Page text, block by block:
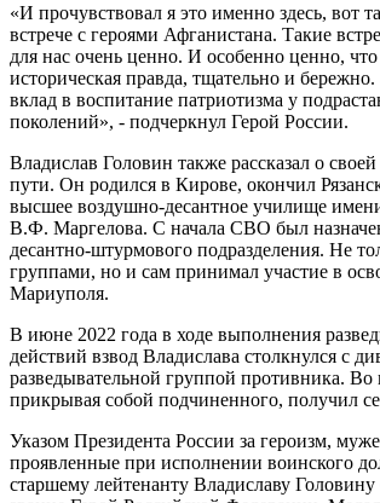
«И прочувствовал я это именно здесь, вот
встрече с героями Афганистана. Такие
для нас очень ценно. И особенно ценно, что
историческая правда, тщательно и
вклад в воспитание патриотизма у
поколений», - подчеркнул Герой России.
Владислав Головин также рассказал о
пути. Он родился в Кирове, окончил
высшее воздушно-десантное училище
В.Ф. Маргелова. С начала СВО был
десантно-штурмового подразделения. Не
группами, но и сам принимал участие в
Мариуполя.
В июне 2022 года в ходе выполнения
действий взвод Владислава столкнулся с
разведывательной группой противника. Во
прикрывая собой подчиненного, получил
Указом Президента России за героизм,
проявленные при исполнении воинского
старшему лейтенанту Владиславу